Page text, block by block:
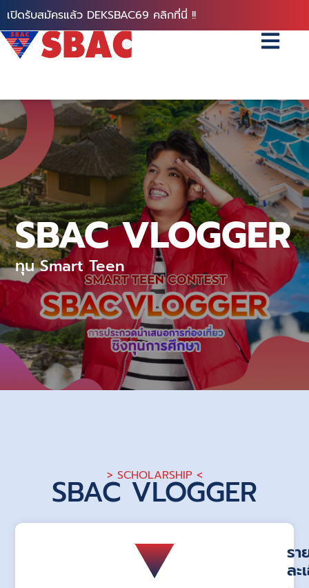
เปิดรับสมัครแล้ว DEKSBAC69 คลิกที่นี่ !!
SBAC VLOGGER
ทุน Smart Teen
> SCHOLARSHIP <
SBAC VLOGGER
รา
ละ